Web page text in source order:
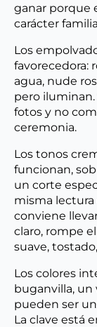
ganar porque
carácter
Los
favorecedora:
agua, nude
pero
fotos y no
ceremonia.
Los tonos
funcionan,
un corte
misma
conviene
claro, rompe
suave,
Los colores
buganvilla, un
pueden ser
La clave está